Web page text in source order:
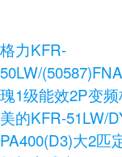
格力KFR-
50LW/
瑰1级能效2P变
美的KFR-51LW/
PA400(D3)大2匹